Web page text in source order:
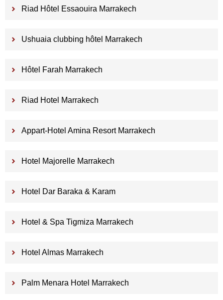
Riad Hôtel Essaouira Marrakech
Ushuaia clubbing hôtel Marrakech
Hôtel Farah Marrakech
Riad Hotel Marrakech
Appart-Hotel Amina Resort Marrakech
Hotel Majorelle Marrakech
Hotel Dar Baraka & Karam
Hotel & Spa Tigmiza Marrakech
Hotel Almas Marrakech
Palm Menara Hotel Marrakech